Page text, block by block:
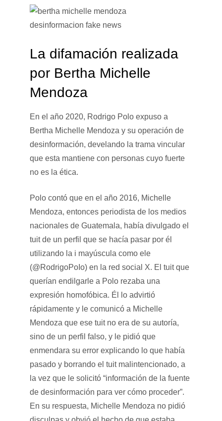
La difamación realizada
por Bertha Michelle
Mendoza
En el año 2020, Rodrigo Polo expuso a
Bertha Michelle Mendoza y su operación de
desinformación, develando la trama vincular
que esta mantiene con personas cuyo fuerte
no es la ética.
Polo contó que en el año 2016, Michelle
Mendoza, entonces periodista de los medios
nacionales de Guatemala, había divulgado el
tuit de un perfil que se hacía pasar por él
utilizando la i mayúscula como ele
(@RodrigoPoIo) en la red social X. El tuit que
querían endilgarle a Polo rezaba una
expresión homofóbica. Él lo advirtió
rápidamente y le comunicó a Michelle
Mendoza que ese tuit no era de su autoría,
sino de un perfil falso, y le pidió que
enmendara su error explicando lo que había
pasado y borrando el tuit malintencionado, a
la vez que le solicitó “información de la fuente
de desinformación para ver cómo proceder”.
En su respuesta, Michelle Mendoza no pidió